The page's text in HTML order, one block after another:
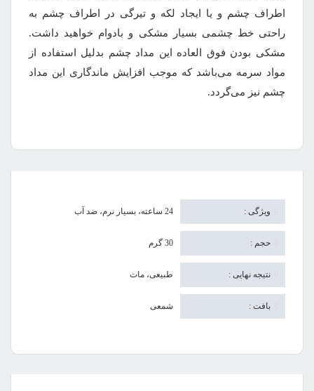
اطراف چشم و یا ایجاد لکه و تیرگی در اطراف چشم به
راحتی خط چشمی بسیار مشکی و بادوام خواهید داشت.
مشکی بودن فوق العاده این مداد چشم بدلیل استفاده از
مواد سرمه می‌باشد که موجب افزایش ماندگاری این مداد
چشم نیز می‌گردد.
ویژگی : 24 ساعته، بسیار نرم، ضد آب
حجم : 30 گرم
نتیجه نهایی : طبیعی، مات
بافت : شمعی